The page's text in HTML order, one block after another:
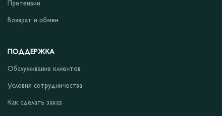
Претензии
Возврат и обмен
ПОДДЕРЖКА
Обслуживание клиентов
Условия сотрудничества
Как сделать заказ